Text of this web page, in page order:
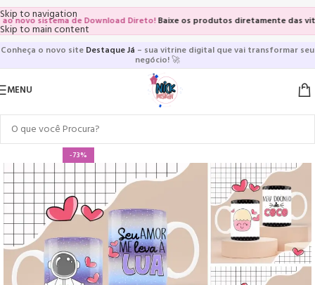
Skip to navigation
Skip to main content
sistema de Download Direto!Baixe os produtos diretamente das
Conheça o novo site Destaque Já – sua vitrine digital que vai transformar seu
negócio!🚀
MENU
-73%